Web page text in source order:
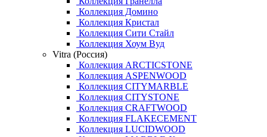
Коллекция Домино
Коллекция Кристал
Коллекция Сити Стайл
Коллекция Хоум Вуд
Vitra (Россия)
Коллекция ARCTICSTONE
Коллекция ASPENWOOD
Коллекция CITYMARBLE
Коллекция CITYSTONE
Коллекция CRAFTWOOD
Коллекция FLAKECEMENT
Коллекция LUCIDWOOD